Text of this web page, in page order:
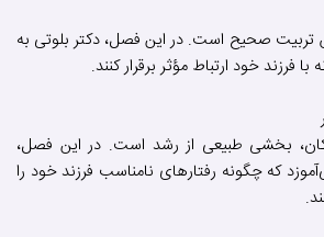
تربیت صحیح است. در این فصل، دکتر بلوتی به
فرزند خود ارتباط مؤثر برقرار کنند.
بخشی طبیعی از رشد است. در این فصل،
که چگونه رفتارهای نامناسب فرزند خود را